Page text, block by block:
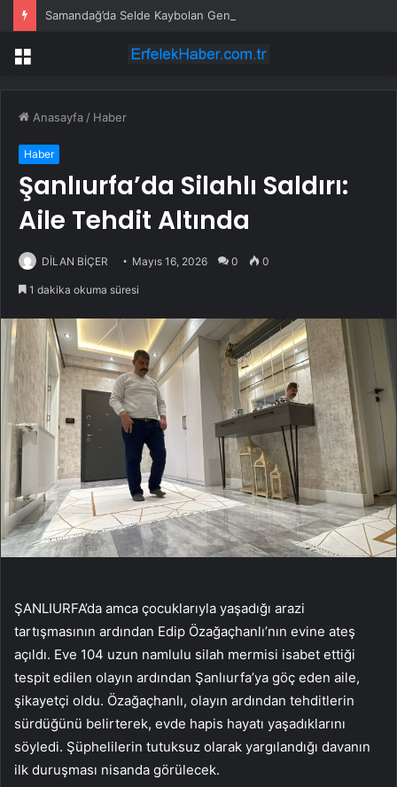
Samandağ’da Selde Kaybolan Genç Bulundu
Menü
Anasayfa / Haber
Haber
Şanlıurfa’da Silahlı Saldırı:
Aile Tehdit Altında
DİLAN BİÇER Mayıs 16, 2026 0 0
1 dakika okuma süresi
ŞANLIURFA’da amca çocuklarıyla yaşadığı arazi
tartışmasının ardından Edip Özağaçhanlı’nın evine ateş
açıldı. Eve 104 uzun namlulu silah mermisi isabet ettiği
tespit edilen olayın ardından Şanlıurfa’ya göç eden aile,
şikayetçi oldu. Özağaçhanlı, olayın ardından tehditlerin
sürdüğünü belirterek, evde hapis hayatı yaşadıklarını
söyledi. Şüphelilerin tutuksuz olarak yargılandığı davanın
ilk duruşması nisanda görülecek.